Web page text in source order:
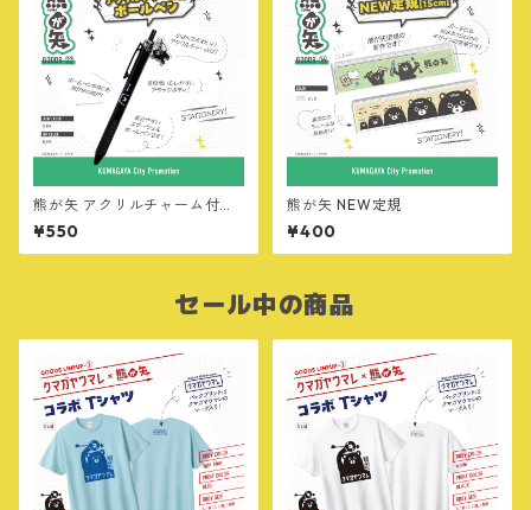
熊が矢 アクリルチャーム付ボ
ールペン
¥550
熊が矢 NEW定規
¥400
セール中の商品